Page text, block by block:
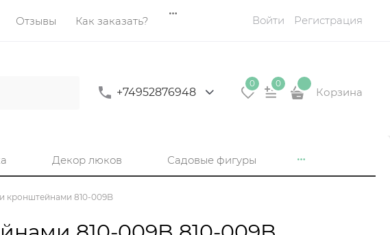
Отзывы Как заказать? Войти Регистрация
+74952876948
0 0
Корзина
Декор люков Садовые фигуры
кронштейнами 810-009B